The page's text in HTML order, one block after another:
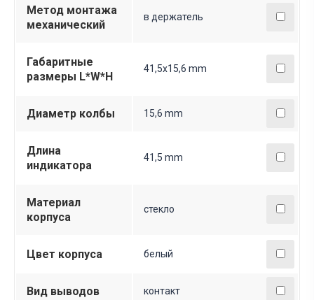
Метод монтажа
механический
в держатель
Габаритные
размеры L*W*H
41,5х15,6 mm
Диаметр колбы 15,6 mm
Длина
индикатора
41,5 mm
Материал
корпуса
стекло
Цвет корпуса белый
Вид выводов контакт